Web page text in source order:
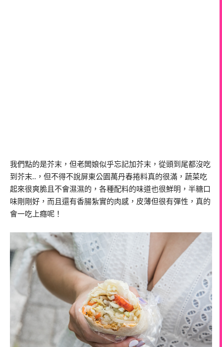
我們點的是芥末，但老闆娘似乎忘記加芥末，從頭到尾都沒吃
到芥末..，但不得不說屏東公園萬丹春捲料真的很滿，蔬菜吃
起來很爽脆且不會濕濕的，各種配料的味道也很鮮明，半糖口
味剛剛好，而且還有香腸紮實的肉感，皮薄但很有彈性，真的
會一吃上癮呢！